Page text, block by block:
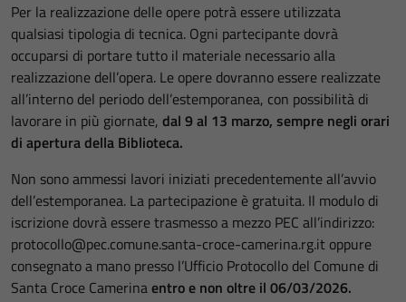
Per la realizzazione delle opere potrà essere utilizzata
qualsiasi tipologia di tecnica. Ogni partecipante dovrà
occuparsi di portare tutto il materiale necessario alla
realizzazione dell’opera. Le opere dovranno essere realizzate
all’interno del periodo dell’estemporanea, con possibilità di
lavorare in più giornate, dal 9 al 13 marzo, sempre negli orari
di apertura della Biblioteca.
Non sono ammessi lavori iniziati precedentemente all’avvio
dell’estemporanea. La partecipazione è gratuita. Il modulo di
iscrizione dovrà essere trasmesso a mezzo PEC all’indirizzo:
protocollo@pec.comune.santa-croce-camerina.rg.it oppure
consegnato a mano presso l’Ufficio Protocollo del Comune di
Santa Croce Camerinaentro e non oltre il 06/03/2026.